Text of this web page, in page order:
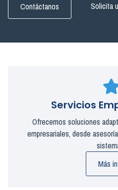
Contáctanos Solicita
Servicios
Ofrecemos soluciones
empresariales, desde
Más